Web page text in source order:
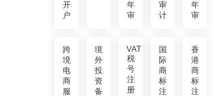
开
户
年
审
审
计
年
审
跨
境
电
商
服
境
外
投
资
备
VAT
税
号
注
册
国
际
商
标
注
香
港
商
标
注